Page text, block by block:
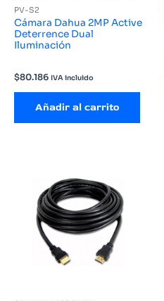
PV-S2
Cámara Dahua 2MP Active
Deterrence Dual
Iluminación
$80.186 IVA incluido
Añadir al carrito